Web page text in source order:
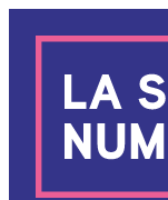
contenu